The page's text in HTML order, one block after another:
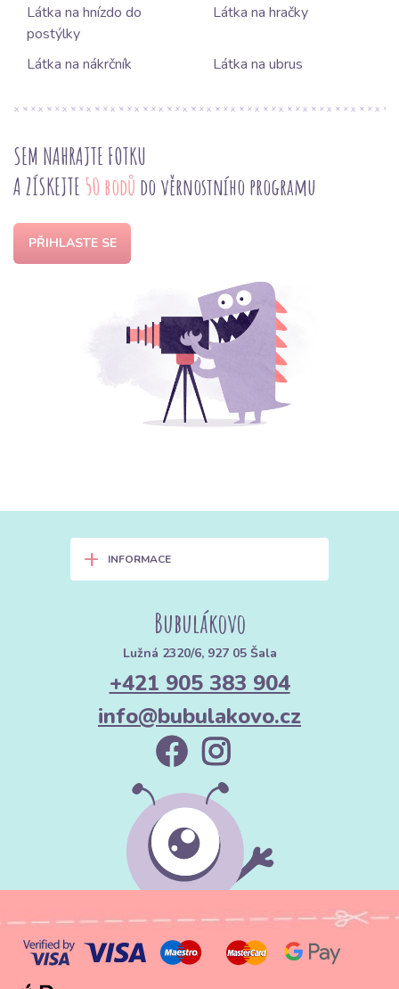
Látka na hnízdo do
postýlky
Látka na hračky
Látka na nákrčník Látka na ubrus
SEM NAHRAJTE FOTKU
A ZÍSKEJTE 50 bodů do věrnostního programu
PŘIHLASTE SE
+ INFORMACE
Bubulákovo
Lužná 2320/6, 927 05 Šala
+421 905 383 904
info@bubulakovo.cz